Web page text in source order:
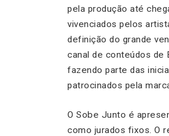
pela produção até
vivenciados pelos
definição do grande
canal de conteúdos de
fazendo parte das
patrocinados pela
O Sobe Junto é
como jurados fixos. O